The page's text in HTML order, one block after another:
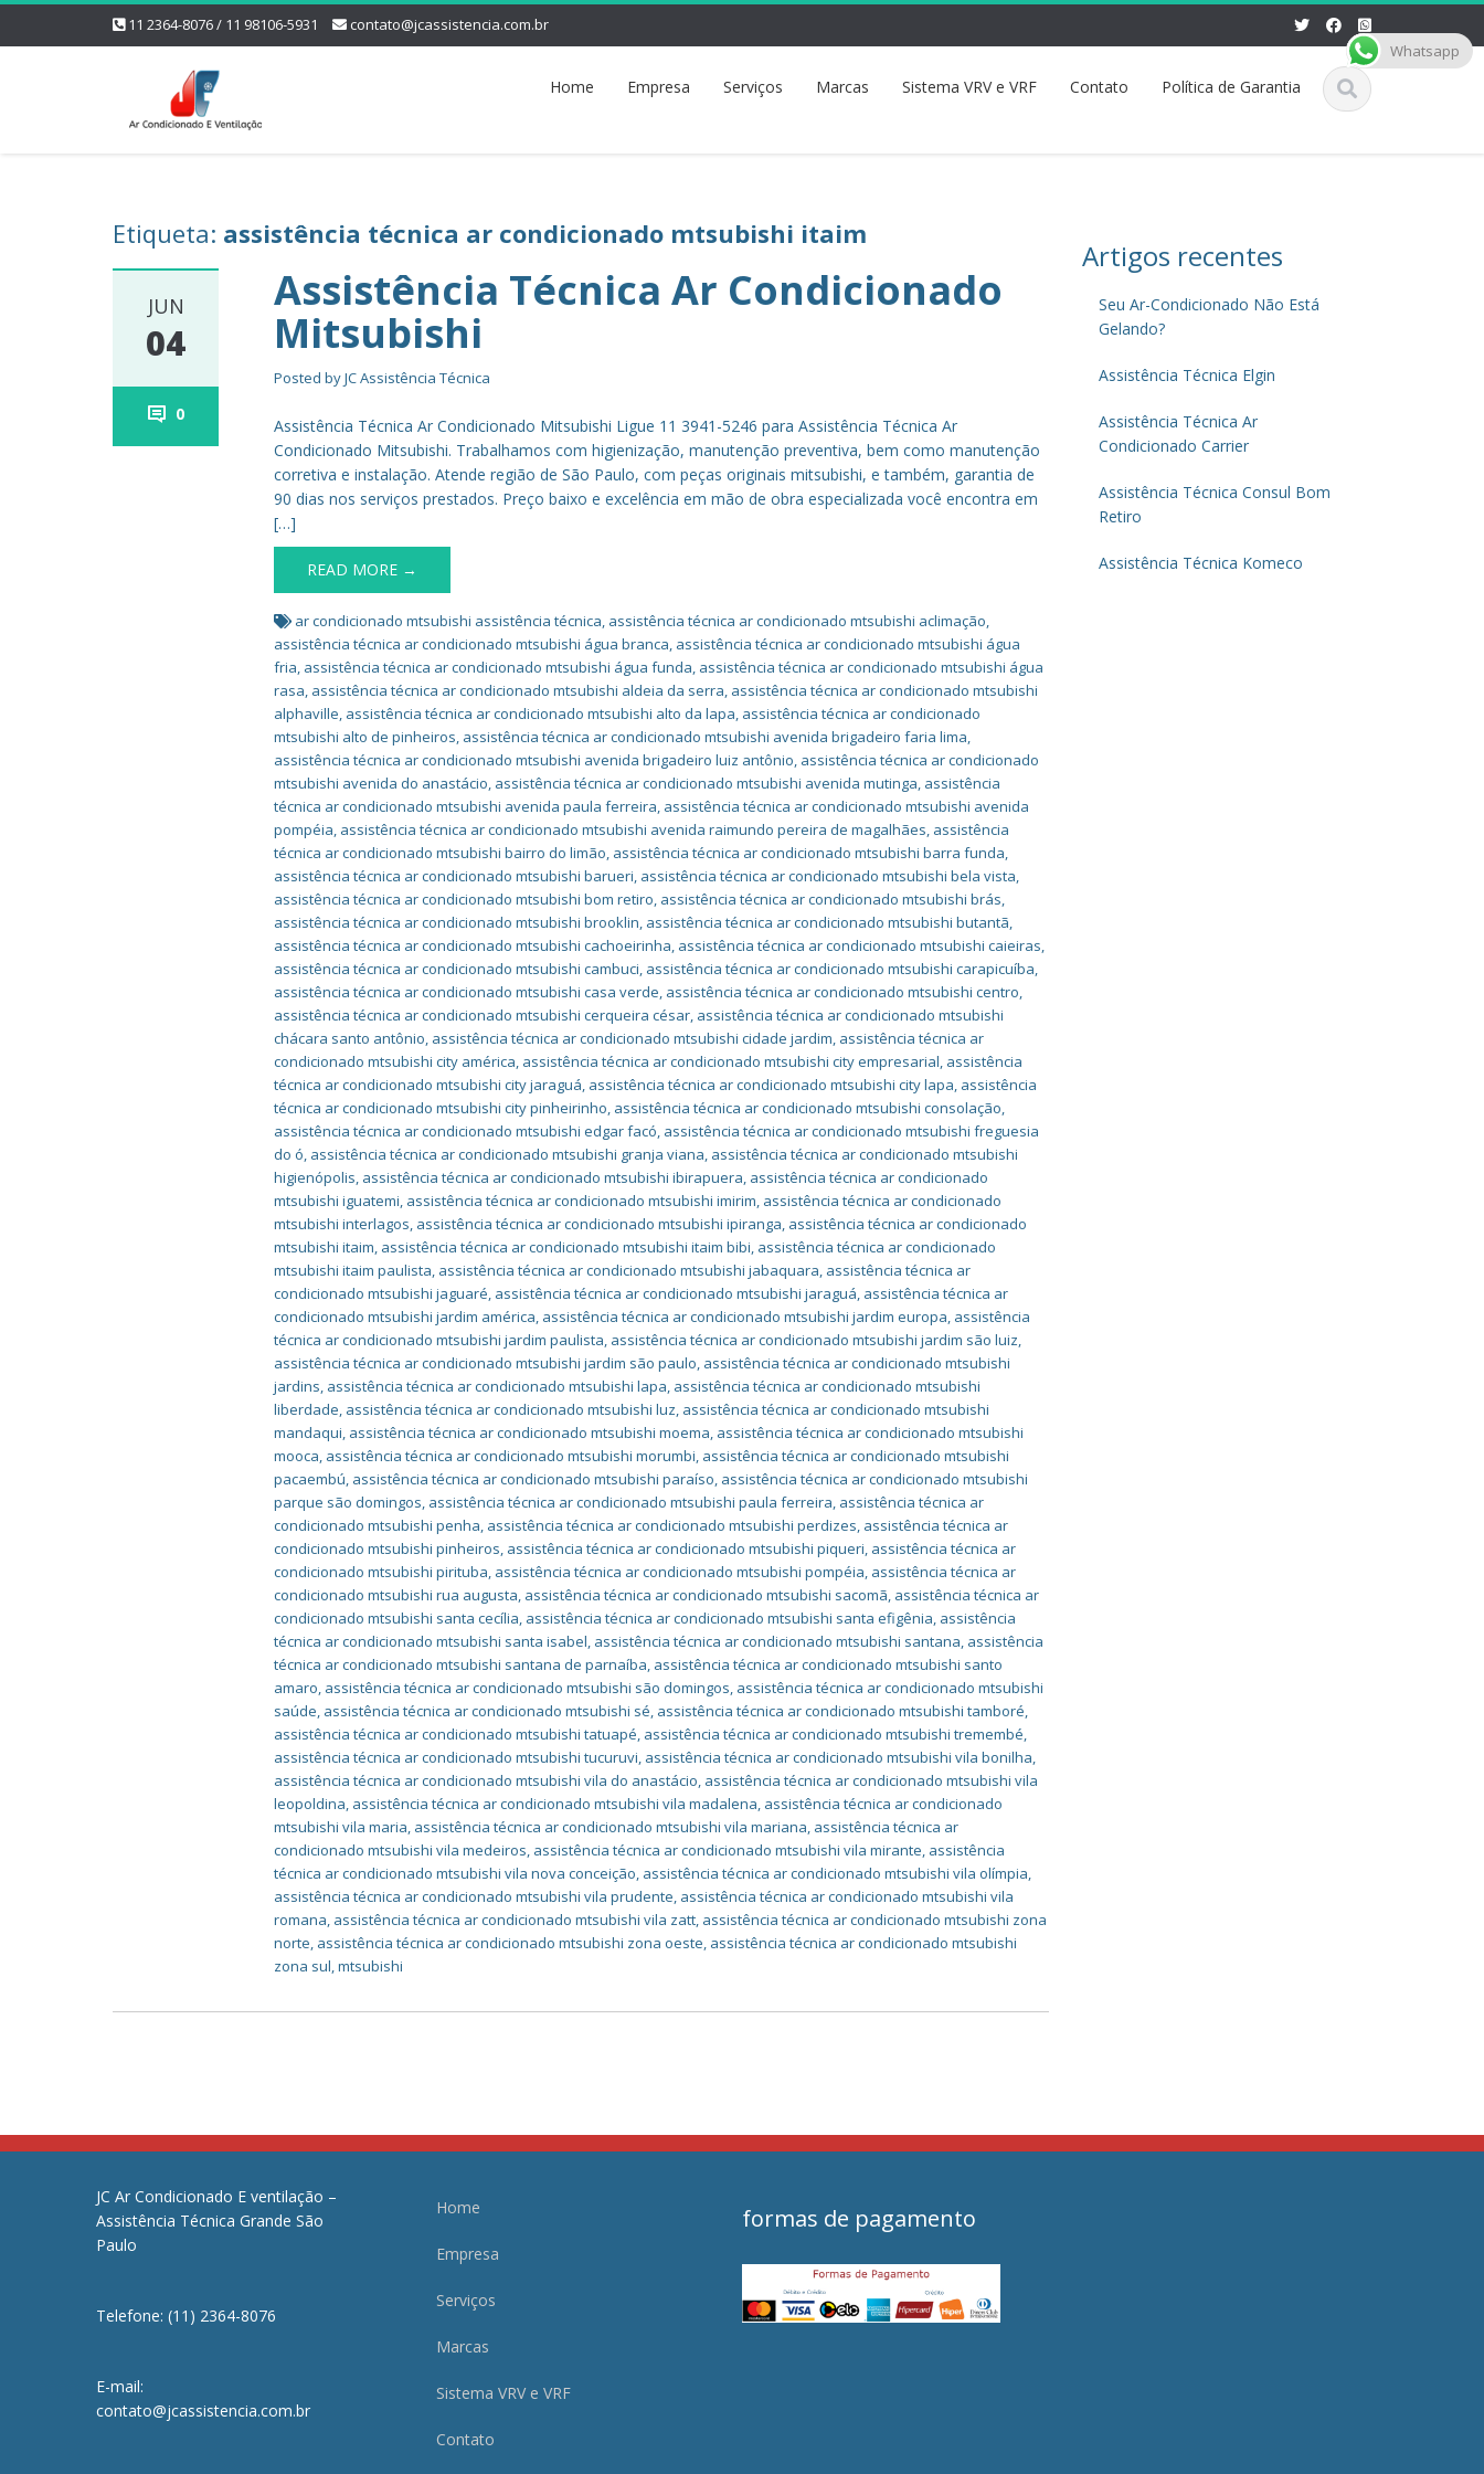
11 2364-8076 / 11 98106-5931 contato@jcassistencia.com.br
Home Empresa Serviços Marcas Sistema VRV e VRF Contato Política de Garantia
Etiqueta: assistência técnica ar condicionado mtsubishi itaim
JUN
04
0
Assistência Técnica Ar Condicionado
Mitsubishi
Posted byJC Assistência Técnica
Assistência Técnica Ar Condicionado Mitsubishi Ligue 11 3941-5246 para Assistência Técnica Ar
Condicionado Mitsubishi. Trabalhamos com higienização, manutenção preventiva, bem como manutenção
corretiva e instalação. Atende região de São Paulo, com peças originais mitsubishi, e também, garantia de
90 dias nos serviços prestados. Preço baixo e excelência em mão de obra especializada você encontra em
[…]
READ MORE →
ar condicionado mtsubishi assistência técnica, assistência técnica ar condicionado mtsubishi aclimação,
assistência técnica ar condicionado mtsubishi água branca, assistência técnica ar condicionado mtsubishi água
fria, assistência técnica ar condicionado mtsubishi água funda, assistência técnica ar condicionado mtsubishi água
rasa, assistência técnica ar condicionado mtsubishi aldeia da serra, assistência técnica ar condicionado mtsubishi
alphaville, assistência técnica ar condicionado mtsubishi alto da lapa, assistência técnica ar condicionado
mtsubishi alto de pinheiros, assistência técnica ar condicionado mtsubishi avenida brigadeiro faria lima,
assistência técnica ar condicionado mtsubishi avenida brigadeiro luiz antônio, assistência técnica ar condicionado
mtsubishi avenida do anastácio, assistência técnica ar condicionado mtsubishi avenida mutinga, assistência
técnica ar condicionado mtsubishi avenida paula ferreira, assistência técnica ar condicionado mtsubishi avenida
pompéia, assistência técnica ar condicionado mtsubishi avenida raimundo pereira de magalhães, assistência
técnica ar condicionado mtsubishi bairro do limão, assistência técnica ar condicionado mtsubishi barra funda,
assistência técnica ar condicionado mtsubishi barueri, assistência técnica ar condicionado mtsubishi bela vista,
assistência técnica ar condicionado mtsubishi bom retiro, assistência técnica ar condicionado mtsubishi brás,
assistência técnica ar condicionado mtsubishi brooklin, assistência técnica ar condicionado mtsubishi butantã,
assistência técnica ar condicionado mtsubishi cachoeirinha, assistência técnica ar condicionado mtsubishi caieiras,
assistência técnica ar condicionado mtsubishi cambuci, assistência técnica ar condicionado mtsubishi carapicuíba,
assistência técnica ar condicionado mtsubishi casa verde, assistência técnica ar condicionado mtsubishi centro,
assistência técnica ar condicionado mtsubishi cerqueira césar, assistência técnica ar condicionado mtsubishi
chácara santo antônio, assistência técnica ar condicionado mtsubishi cidade jardim, assistência técnica ar
condicionado mtsubishi city américa, assistência técnica ar condicionado mtsubishi city empresarial, assistência
técnica ar condicionado mtsubishi city jaraguá, assistência técnica ar condicionado mtsubishi city lapa, assistência
técnica ar condicionado mtsubishi city pinheirinho, assistência técnica ar condicionado mtsubishi consolação,
assistência técnica ar condicionado mtsubishi edgar facó, assistência técnica ar condicionado mtsubishi freguesia
do ó, assistência técnica ar condicionado mtsubishi granja viana, assistência técnica ar condicionado mtsubishi
higienópolis, assistência técnica ar condicionado mtsubishi ibirapuera, assistência técnica ar condicionado
mtsubishi iguatemi, assistência técnica ar condicionado mtsubishi imirim, assistência técnica ar condicionado
mtsubishi interlagos, assistência técnica ar condicionado mtsubishi ipiranga, assistência técnica ar condicionado
mtsubishi itaim, assistência técnica ar condicionado mtsubishi itaim bibi, assistência técnica ar condicionado
mtsubishi itaim paulista, assistência técnica ar condicionado mtsubishi jabaquara, assistência técnica ar
condicionado mtsubishi jaguaré, assistência técnica ar condicionado mtsubishi jaraguá, assistência técnica ar
condicionado mtsubishi jardim américa, assistência técnica ar condicionado mtsubishi jardim europa, assistência
técnica ar condicionado mtsubishi jardim paulista, assistência técnica ar condicionado mtsubishi jardim são luiz,
assistência técnica ar condicionado mtsubishi jardim são paulo, assistência técnica ar condicionado mtsubishi
jardins, assistência técnica ar condicionado mtsubishi lapa, assistência técnica ar condicionado mtsubishi
liberdade, assistência técnica ar condicionado mtsubishi luz, assistência técnica ar condicionado mtsubishi
mandaqui, assistência técnica ar condicionado mtsubishi moema, assistência técnica ar condicionado mtsubishi
mooca, assistência técnica ar condicionado mtsubishi morumbi, assistência técnica ar condicionado mtsubishi
pacaembú, assistência técnica ar condicionado mtsubishi paraíso, assistência técnica ar condicionado mtsubishi
parque são domingos, assistência técnica ar condicionado mtsubishi paula ferreira, assistência técnica ar
condicionado mtsubishi penha, assistência técnica ar condicionado mtsubishi perdizes, assistência técnica ar
condicionado mtsubishi pinheiros, assistência técnica ar condicionado mtsubishi piqueri, assistência técnica ar
condicionado mtsubishi pirituba, assistência técnica ar condicionado mtsubishi pompéia, assistência técnica ar
condicionado mtsubishi rua augusta, assistência técnica ar condicionado mtsubishi sacomã, assistência técnica ar
condicionado mtsubishi santa cecília, assistência técnica ar condicionado mtsubishi santa efigênia, assistência
técnica ar condicionado mtsubishi santa isabel, assistência técnica ar condicionado mtsubishi santana, assistência
técnica ar condicionado mtsubishi santana de parnaíba, assistência técnica ar condicionado mtsubishi santo
amaro, assistência técnica ar condicionado mtsubishi são domingos, assistência técnica ar condicionado mtsubishi
saúde, assistência técnica ar condicionado mtsubishi sé, assistência técnica ar condicionado mtsubishi tamboré,
assistência técnica ar condicionado mtsubishi tatuapé, assistência técnica ar condicionado mtsubishi tremembé,
assistência técnica ar condicionado mtsubishi tucuruvi, assistência técnica ar condicionado mtsubishi vila bonilha,
assistência técnica ar condicionado mtsubishi vila do anastácio, assistência técnica ar condicionado mtsubishi vila
leopoldina, assistência técnica ar condicionado mtsubishi vila madalena, assistência técnica ar condicionado
mtsubishi vila maria, assistência técnica ar condicionado mtsubishi vila mariana, assistência técnica ar
condicionado mtsubishi vila medeiros, assistência técnica ar condicionado mtsubishi vila mirante, assistência
técnica ar condicionado mtsubishi vila nova conceição, assistência técnica ar condicionado mtsubishi vila olímpia,
assistência técnica ar condicionado mtsubishi vila prudente, assistência técnica ar condicionado mtsubishi vila
romana, assistência técnica ar condicionado mtsubishi vila zatt, assistência técnica ar condicionado mtsubishi zona
norte, assistência técnica ar condicionado mtsubishi zona oeste, assistência técnica ar condicionado mtsubishi
zona sul,mtsubishi
Artigos recentes
Seu Ar-Condicionado Não Está
Gelando?
Assistência Técnica Elgin
Assistência Técnica Ar
Condicionado Carrier
Assistência Técnica Consul Bom
Retiro
Assistência Técnica Komeco
JC Ar Condicionado E ventilação –
Assistência Técnica Grande São
Paulo
Telefone: (11) 2364-8076
E-mail:
contato@jcassistencia.com.br
Home
Empresa
Serviços
Marcas
Sistema VRV e VRF
Contato
formas de pagamento
Whatsapp